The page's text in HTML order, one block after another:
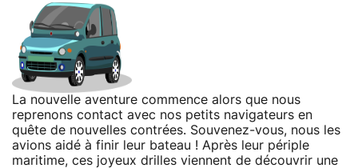
La nouvelle aventure commence alors que nous
reprenons contact avec nos petits navigateurs en
quête de nouvelles contrées. Souvenez-vous, nous les
avions aidé à finir leur bateau ! Après leur périple
maritime, ces joyeux drilles viennent de découvrir une